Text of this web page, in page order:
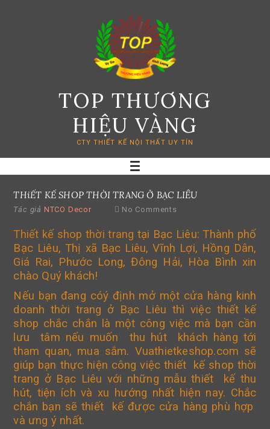
TOP THƯƠNG
HIỆU VÀNG
CTY THIẾT KẾ NỘI THẤT UY TÍN
THiẾT KẾ SHOP THỜI TRANG Ở BẠC LIÊU
Tác giả NTCO Decor No Comments
Thiết kế shop thời trang tại Bạc Liêu: Thành phố
Bạc Liêu, Thị xã Bạc Liêu, Vĩnh Lợi, Hồng Dân,
Giá Rai, Phước Long, Đông Hải, Hòa Bình xin
chào Quý khách!
Nếu bạn đang cóý định mở một cửa hàng kinh
doanh thời trang ở Bạc Liêu thì việc thiết kế
shop chắc chắn là một công việc mà bạn cần
lưu tâm nếu muốn thu hút khách hàng tới
tham quan, mua sắm. Vuathietkeshop.com sẽ
giúp bạn thực hiện công việc thiết kế shop thời
trang ở Bạc Liêu với những mẫu thiết kế thu
hút, tiện ích và xu hướng nhất hiện nay. Chắc
chắn bạn sẽ thiết kế được cửa hàng phù hợp
và ưng ý nhất.